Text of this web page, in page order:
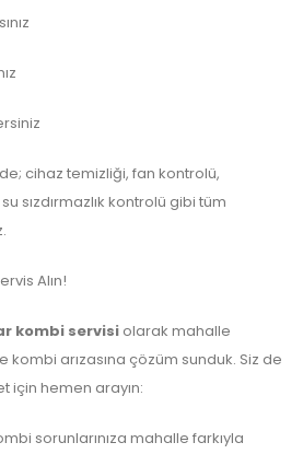
cihaz temizliği, fan kontrolü,
sızdırmazlık kontrolü gibi tüm
Alın!
kombi servisi olarak mahalle
arızasına çözüm sunduk. Siz de
için hemen arayın:
sorunlarınıza mahalle farkıyla